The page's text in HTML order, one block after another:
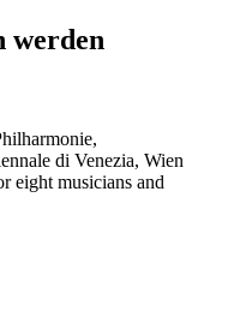
werden
di Venezia, Wien
eight musicians and